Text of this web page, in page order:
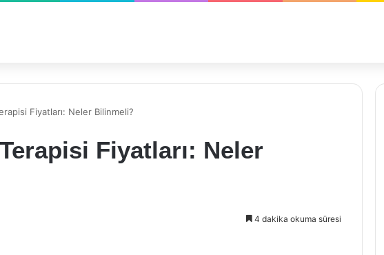
Fiyatları: Neler Bilinmeli?
Fiyatları: Neler
4 dakika okuma süresi